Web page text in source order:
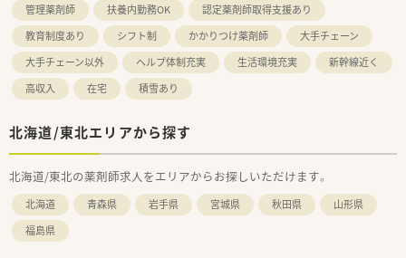
管理薬剤師
扶養内勤務OK
認定薬剤師取得支援あり
教育制度あり
シフト制 かかりつけ薬剤師
大手チェーン
大手チェーン以外
ヘルプ体制充実 生活環境充実
新幹線近く
高収入
在宅 積雪あり
北海道/東北エリアから探す
北海道/東北の薬剤師求人をエリアからお探しいただけます。
北海道 青森県 岩手県 宮城県 秋田県
山形県
福島県